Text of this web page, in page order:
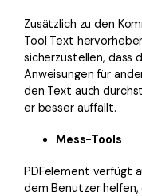
Zusätzlich zu den
Tool Text
sicherzustellen, dass
Anweisungen für
den Text auch
er besser auffällt.
Mess-Tools
PDFelement verfügt
dem Benutzer helfen,